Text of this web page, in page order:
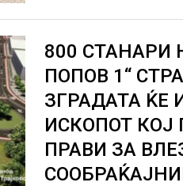
800 СТАНАРИ
ПОПОВ 1“
ЗГРАДАТА ЌЕ
ИСКОПОТ КОЈ
ПРАВИ ЗА